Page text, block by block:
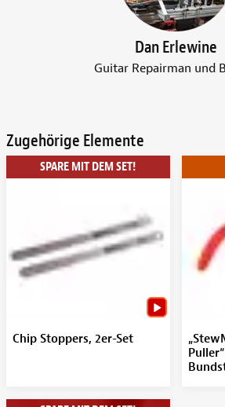
Dan Erlewine
Guitar Repairman und
Zugehörige Elemente
SPARE MIT DEM SET!
Chip Stoppers, 2er-Set